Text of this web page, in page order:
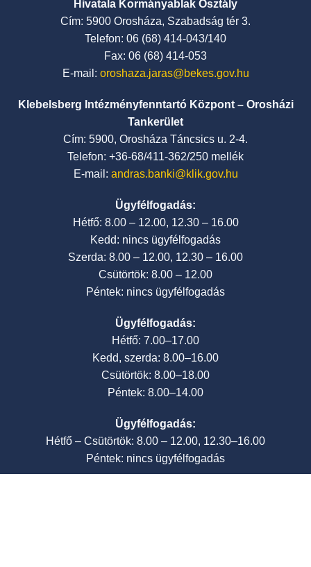
Hivatala Kormányablak Osztály
Cím: 5900 Orosháza, Szabadság tér 3.
Telefon: 06 (68) 414-043/140
Fax: 06 (68) 414-053
E-mail: oroshaza.jaras@bekes.gov.hu
Klebelsberg Intézményfenntartó Központ – Orosházi
Tankerület
Cím: 5900, Orosháza Táncsics u. 2-4.
Telefon: +36-68/411-362/250 mellék
E-mail: andras.banki@klik.gov.hu
Ügyfélfogadás:
Hétfő: 8.00 – 12.00, 12.30 – 16.00
Kedd: nincs ügyfélfogadás
Szerda: 8.00 – 12.00, 12.30 – 16.00
Csütörtök: 8.00 – 12.00
Péntek: nincs ügyfélfogadás
Ügyfélfogadás:
Hétfő: 7.00–17.00
Kedd, szerda: 8.00–16.00
Csütörtök: 8.00–18.00
Péntek: 8.00–14.00
Ügyfélfogadás:
Hétfő – Csütörtök: 8.00 – 12.00, 12.30–16.00
Péntek: nincs ügyfélfogadás